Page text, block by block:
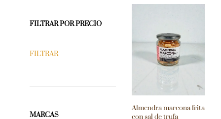
FILTRAR POR PRECIO
FILTRAR
MARCAS
Almendra marcona frita
con sal de trufa